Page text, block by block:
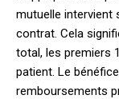
mutuelle intervient
contrat. Cela
total, les premiers
patient. Le
remboursements